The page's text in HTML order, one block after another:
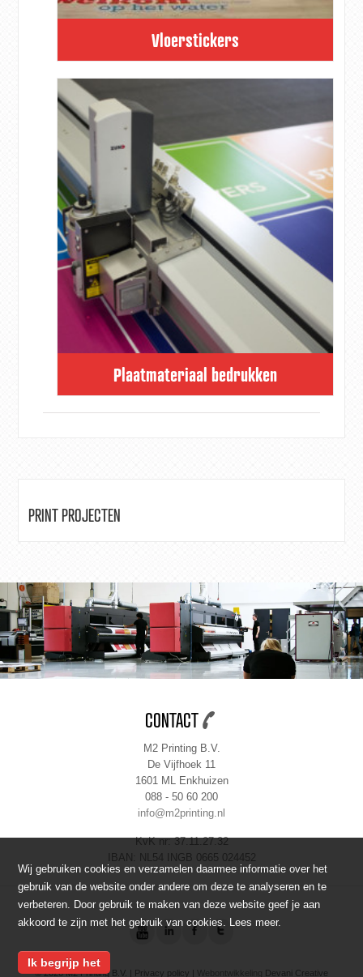
Vloerstickers
Plaatmateriaal bedrukken
PRINT PROJECTEN
CONTACT
M2 Printing B.V.
De Vijfhoek 11
1601 ML Enkhuizen
088 - 50 60 200
info@m2printing.nl
KvK nr: 37.11.27.32
IBAN: NL54 INGB 0665 024452
© 2026 M2 Printing B.V. | Privacy policy | Webontwikkeling Devani Creative
Wij gebruiken cookies en verzamelen daarmee informatie over het
gebruik van de website onder andere om deze te analyseren en te
verbeteren. Door gebruik te maken van deze website geef je aan
akkoord te zijn met het gebruik van cookies. Lees meer.
Ik begrijp het